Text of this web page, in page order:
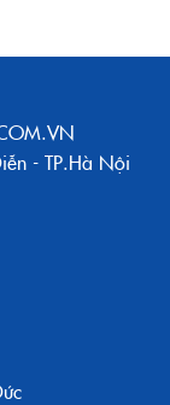
- TP.Hà Nội